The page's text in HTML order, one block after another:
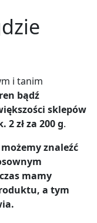
i tanim
bądź
sklepów
2 zł za 200 g.
znaleźć
mamy
a tym